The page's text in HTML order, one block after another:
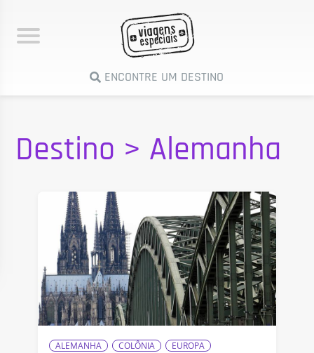
ENCONTRE UM DESTINO
Destino > Alemanha
ALEMANHA COLÔNIA EUROPA